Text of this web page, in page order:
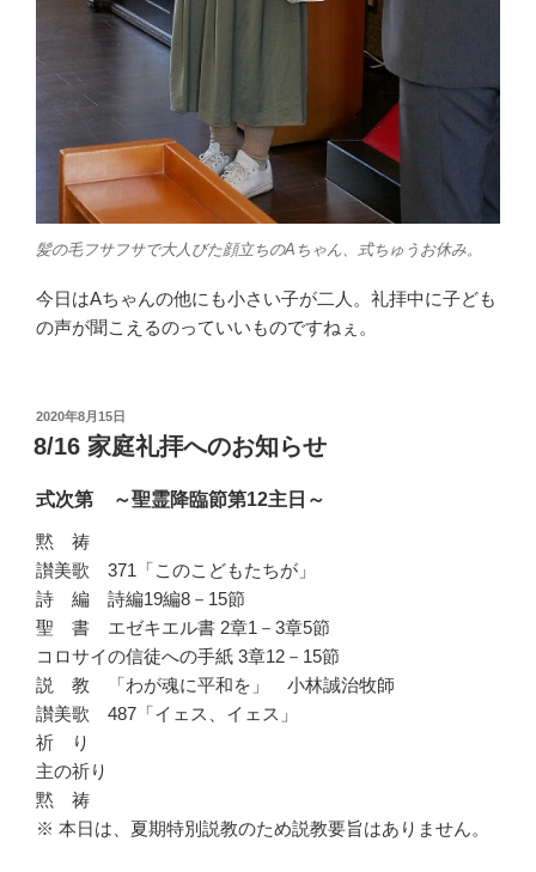
髪の毛フサフサで大人びた顔立ちのAちゃん、式ちゅうお休み。
今日はAちゃんの他にも小さい子が二人。礼拝中に子ども
の声が聞こえるのっていいものですねぇ。
投
稿
日:
2020年8月15日
8/16 家庭礼拝へのお知らせ
式次第 ～聖霊降臨節第12主日～
黙 祷
讃美歌 371「このこどもたちが」
詩 編 詩編19編8－15節
聖 書 エゼキエル書 2章1－3章5節
コロサイの信徒への手紙 3章12－15節
説 教 「わが魂に平和を」 小林誠治牧師
讃美歌 487「イェス、イェス」
祈 り
主の祈り
黙 祷
※ 本日は、夏期特別説教のため説教要旨はありません。